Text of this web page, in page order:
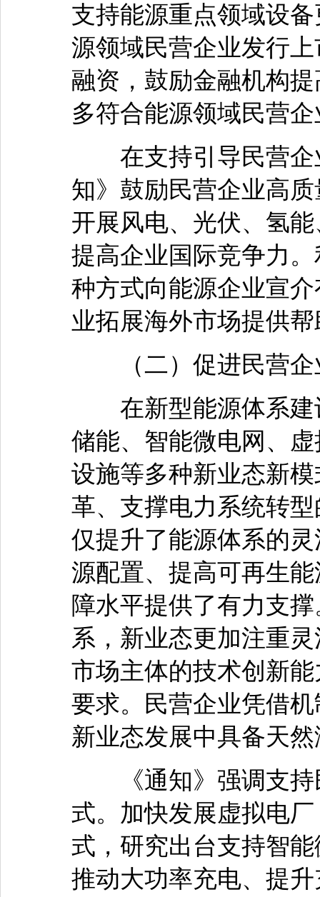
支持能源重点领域设
源领域民营企业发行
融资，鼓励金融机构
多符合能源领域民营
在支持引导民营企
知》鼓励民营企业高
开展风电、光伏、氢
提高企业国际竞争力
种方式向能源企业宣
业拓展海外市场提供
（二）促进民营企
在新型能源体系建
储能、智能微电网、
设施等多种新业态新
革、支撑电力系统转
仅提升了能源体系的
源配置、提高可再生
障水平提供了有力支
系，新业态更加注重
市场主体的技术创新
要求。民营企业凭借
新业态发展中具备天
《通知》强调支持
式。加快发展虚拟电
式，研究出台支持智
推动大功率充电、提